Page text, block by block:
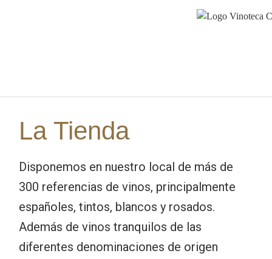
La Tienda
Disponemos en nuestro local de más de
300 referencias de vinos, principalmente
españoles, tintos, blancos y rosados.
Además de vinos tranquilos de las
diferentes denominaciones de origen